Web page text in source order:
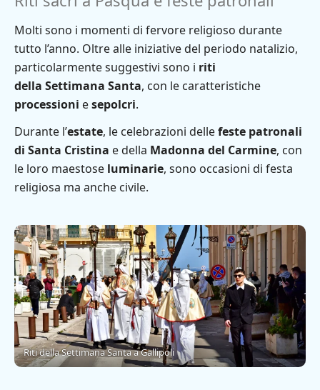
Molti sono i momenti di fervore religioso durante
tutto l’anno. Oltre alle iniziative del periodo natalizio,
particolarmente suggestivi sono i riti
della Settimana Santa, con le caratteristiche
processioni esepolcri.
Durante l’estate, le celebrazioni dellefeste patronali
di Santa Cristina e della Madonna del Carmine, con
le loro maestose luminarie, sono occasioni di festa
religiosa ma anche civile.
Riti della Settimana Santa a Gallipoli